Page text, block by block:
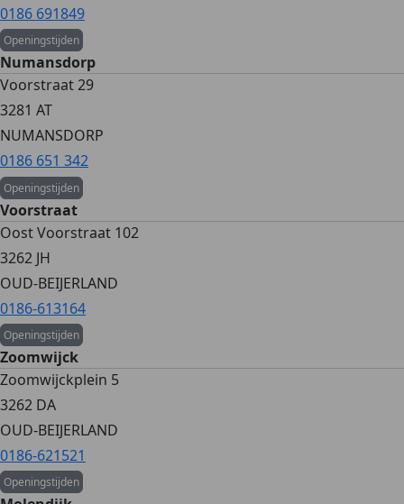
0186 691849
Openingstijden
Numansdorp
Voorstraat 29
3281 AT
NUMANSDORP
0186 651 342
Openingstijden
Voorstraat
Oost Voorstraat 102
3262 JH
OUD-BEIJERLAND
0186-613164
Openingstijden
Zoomwijck
Zoomwijckplein 5
3262 DA
OUD-BEIJERLAND
0186-621521
Openingstijden